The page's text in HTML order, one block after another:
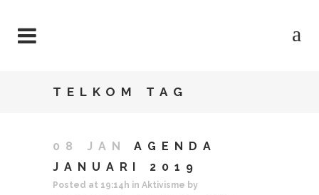
TELKOM TAG
08 JAN
AGENDA
JANUARI 2019
Posted at 19:14h in Aktivisme by